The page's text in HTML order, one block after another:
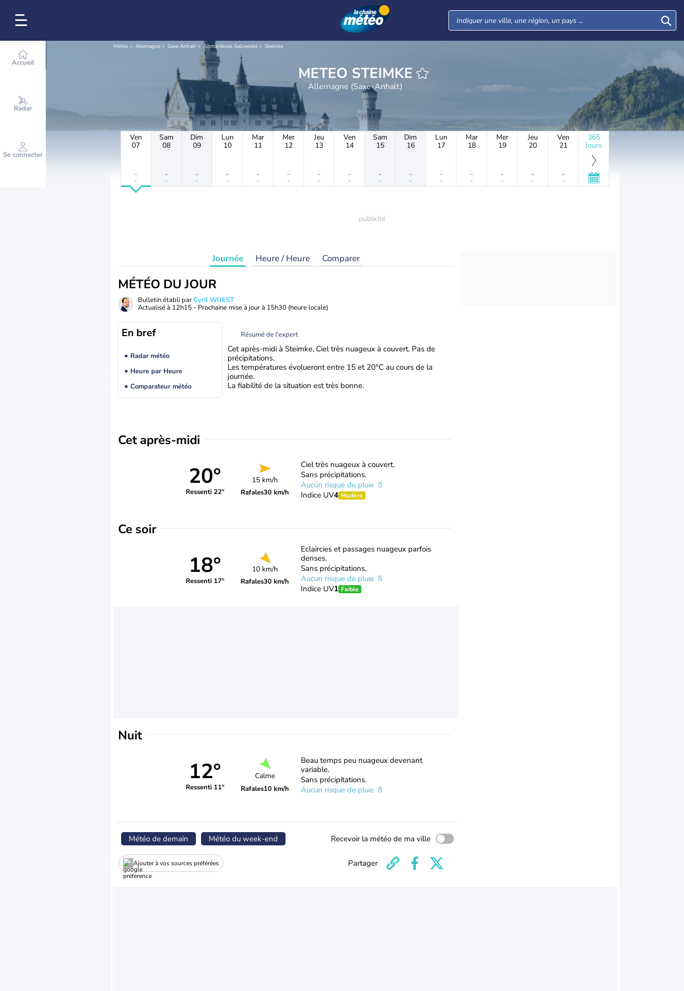
Accueil
Radar
Se connecter
Météo Allemagne Saxe-Anhalt Altmarkkreis Salzwedel Steimke
METEO STEIMKE
Allemagne (Saxe-Anhalt)
Ven
07
-
-
Sam
08
-
-
Dim
09
-
-
Lun
10
-
-
Mar
11
-
-
Mer
12
-
-
Jeu
13
-
-
Ven
14
-
-
Sam
15
-
-
Dim
16
-
-
Lun
17
-
-
Mar
18
-
-
Mer
19
-
-
Jeu
20
-
-
Ven
21
-
-
365
Jours
Journée Heure / Heure Comparer
MÉTÉO DU JOUR
Bulletin établi parCyril WUEST
Actualisé à 12h15 - Prochaine mise à jour à 15h30 (heure locale)
En bref
Radar météo
Heure par Heure
Comparateur météo
Résumé de l’expert
Cet après-midi à Steimke, Ciel très nuageux à couvert. Pas de
précipitations.
Les températures évolueront entre 15 et 20°C au cours de la
journée.
La fiabilité de la situation est très bonne.
Cet après-midi
20°
Ressenti 22°
15 km/h
Rafales30 km/h
Ciel très nuageux à couvert.
Sans précipitations.
Aucun risque de pluie
Indice UV4 Modéré
Ce soir
18°
Ressenti 17°
10 km/h
Rafales30 km/h
Eclaircies et passages nuageux parfois
denses.
Sans précipitations.
Aucun risque de pluie
Indice UV1 Faible
Nuit
12°
Ressenti 11°
Calme
Rafales10 km/h
Beau temps peu nuageux devenant
variable.
Sans précipitations.
Aucun risque de pluie
Météo de demain Météo du week-end Recevoir la météo de ma ville
Ajouter à vos sources préférées Partager